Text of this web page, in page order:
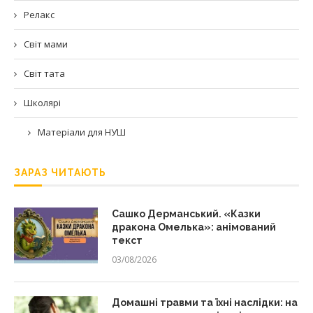
Релакс
Світ мами
Світ тата
Школярі
Матеріали для НУШ
ЗАРАЗ ЧИТАЮТЬ
Сашко Дерманський. «Казки
дракона Омелька»: анімований
текст
03/08/2026
Домашні травми та їхні наслідки: на